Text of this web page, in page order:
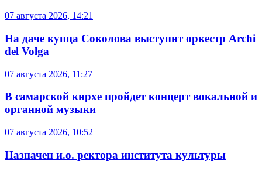
07 августа 2026, 14:21
На даче купца Соколова выступит оркестр Archi
del Volga
07 августа 2026, 11:27
В самарской кирхе пройдет концерт вокальной и
органной музыки
07 августа 2026, 10:52
Назначен и.о. ректора института культуры